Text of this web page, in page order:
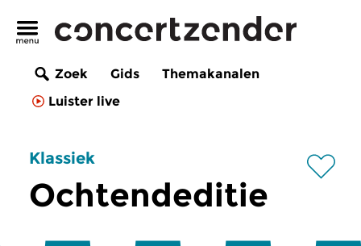
Zoek Gids
Themakanalen
Luister live
Klassiek
Ochtendeditie